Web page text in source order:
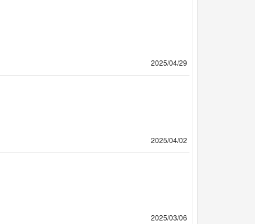
2025/04/29
2025/04/02
2025/03/06